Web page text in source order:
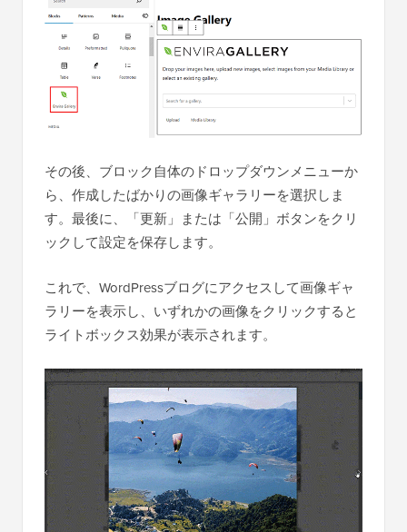
その後、ブロック自体のドロップダウンメニューか
ら、作成したばかりの画像ギャラリーを選択しま
す。最後に、「更新」または「公開」ボタンをクリ
ックして設定を保存します。
これで、WordPressブログにアクセスして画像ギャ
ラリーを表示し、いずれかの画像をクリックすると
ライトボックス効果が表示されます。